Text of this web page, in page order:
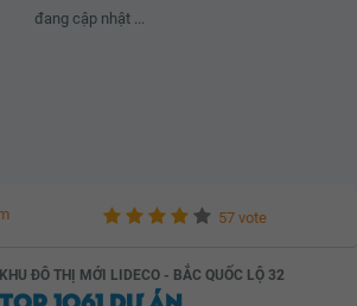
đang cập nhật ...
57 vote
KHU ĐÔ THỊ MỚI LIDECO - BẮC QUỐC LỘ 32